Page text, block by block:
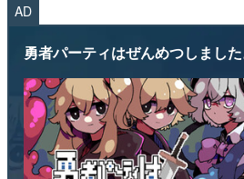
AD
勇者パーティはぜんめつしました